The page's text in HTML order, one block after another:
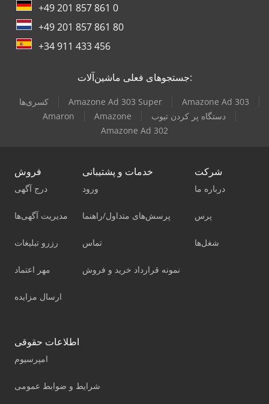
+49 201 857 861 0
+49 201 857 861 80
+34 911 433 456
جستجوهای فعلی ماشین‌آلات:
کسری‌ها Amazone Ad 303 Super
Amazone Ad 303
Amaron
Amazone
دستگاه پر کردن تیوب
Amazone Ad 302
فروش
درج آگهی
مدیریت آگهی‌ها
رزرو تبلیغات
مهر اعتماد
ارسال مزایده
خدمات و پشتیبانی
ورود
پرسش‌های متداول/راهنما
تماس
نمونه قرارداد خرید و فروش
شرکت
درباره ما
پرس
شغل‌ها
اطلاعات حقوقی
امپرسیوم
شرایط و ضوابط عمومی